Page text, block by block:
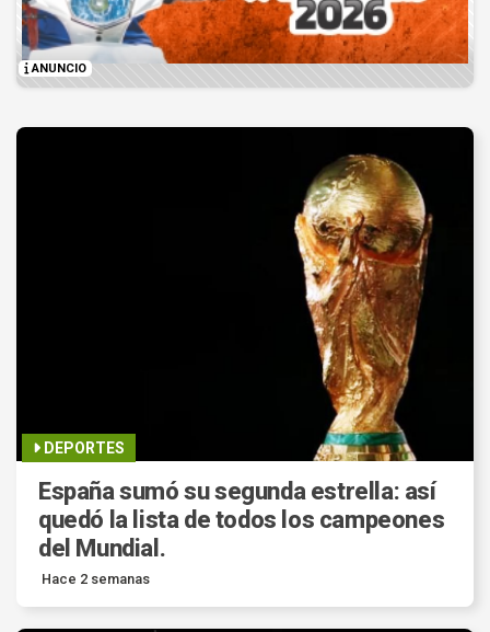
ANUNCIO
DEPORTES
España sumó su segunda estrella: así
quedó la lista de todos los campeones
del Mundial.
Hace 2 semanas